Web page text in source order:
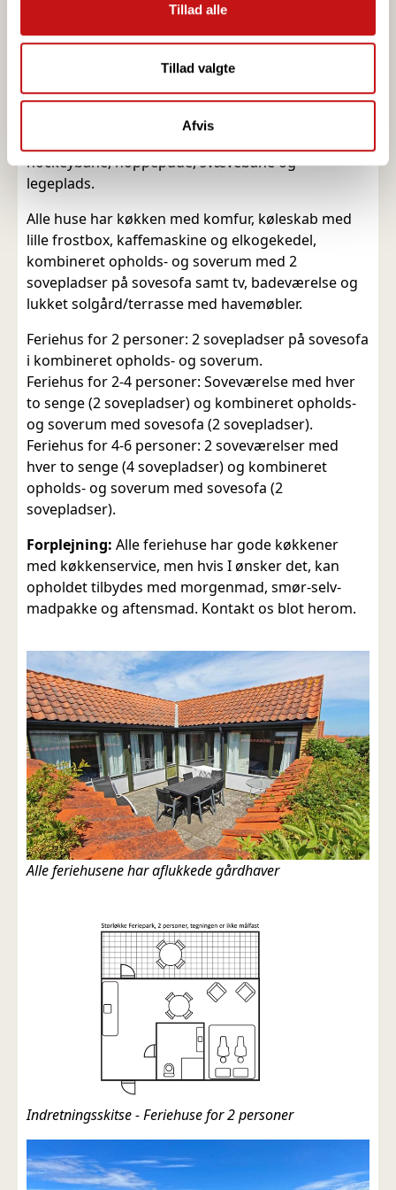
din brug af vores hjemmeside med vores partnere inden
for sociale medier, annonceringspartnere og
analysepartnere. Vores partnere kan kombinere disse
de har indsamlet fra din brug af deres tjenester.
Tillad alle
Tillad valgte
Afvis
4-6 personer, som alle har egen lukket gårdhave
mod sydvest. Storløkke Feriepark er et af
Bornholms mest eftertragtede feriesteder.
Storløkke Feriepark tilbyder mange
fællesfaciliteter, blandt andet: Stor overdækket
hockeybane, hoppepude, svævebane og
legeplads.
Alle huse har køkken med komfur, køleskab med
lille frostbox, kaffemaskine og elkogekedel,
kombineret opholds- og soverum med 2
sovepladser på sovesofa samt tv, badeværelse og
lukket solgård/terrasse med havemøbler.
Feriehus for 2 personer: 2 sovepladser på sovesofa
i kombineret opholds- og soverum.
Feriehus for 2-4 personer: Soveværelse med hver
to senge (2 sovepladser) og kombineret opholds-
og soverum med sovesofa (2 sovepladser).
Feriehus for 4-6 personer: 2 soveværelser med
hver to senge (4 sovepladser) og kombineret
opholds- og soverum med sovesofa (2
sovepladser).
Forplejning: Alle feriehuse har gode køkkener
med køkkenservice, men hvis I ønsker det, kan
opholdet tilbydes med morgenmad, smør-selv-
madpakke og aftensmad. Kontakt os blot herom.
Alle feriehusene har aflukkede gårdhaver
Indretningsskitse - Feriehuse for 2 personer